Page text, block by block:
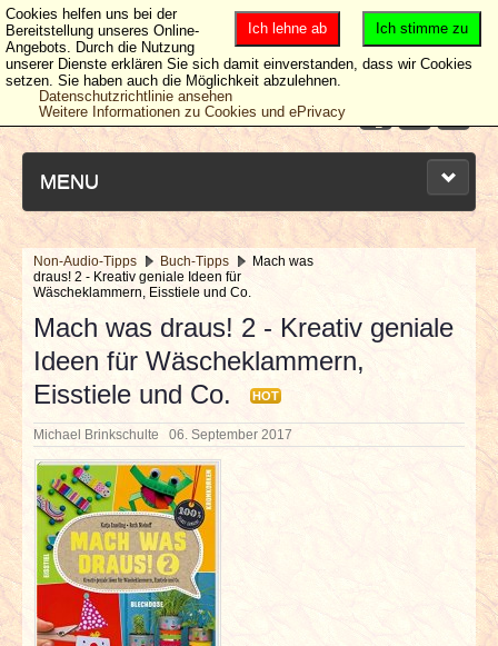
MENU
NEUESTE ARTIKEL
NEWS & DATES
BERICHTE
VERLOSUNGEN
INTERVIEWS
SPECIALS
REDAKTION
Non-Audio-Tipps Buch-Tipps
Mach was
draus! 2 - Kreativ geniale Ideen für
Wäscheklammern, Eisstiele und Co.
Mach was draus! 2 - Kreativ geniale
Ideen für Wäscheklammern,
Eisstiele und Co.
HOT
Michael Brinkschulte 06. September 2017
Ich stimme zu
Ich lehne ab
Cookies helfen uns bei der
Bereitstellung unseres Online-
Angebots. Durch die Nutzung
unserer Dienste erklären Sie sich damit einverstanden, dass wir Cookies
setzen. Sie haben auch die Möglichkeit abzulehnen.
Datenschutzrichtlinie ansehen
Weitere Informationen zu Cookies und ePrivacy